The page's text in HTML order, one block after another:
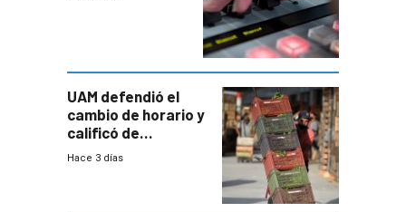
UAM defendió el
cambio de horario y
calificó de
“desproporcionado”
Hace 3 días